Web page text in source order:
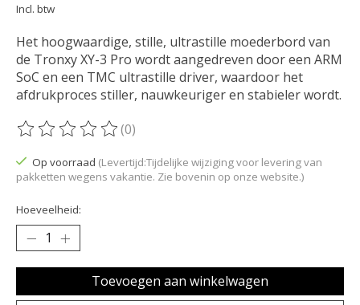
Incl. btw
Het hoogwaardige, stille, ultrastille moederbord van
de Tronxy XY-3 Pro wordt aangedreven door een ARM
SoC en een TMC ultrastille driver, waardoor het
afdrukproces stiller, nauwkeuriger en stabieler wordt.
De beoordeling van dit product is
(0)
Op voorraad (Levertijd:Tijdelijke wijziging voor levering van
pakketten wegens vakantie. Zie bovenin op onze website.)
Hoeveelheid:
Toevoegen aan winkelwagen